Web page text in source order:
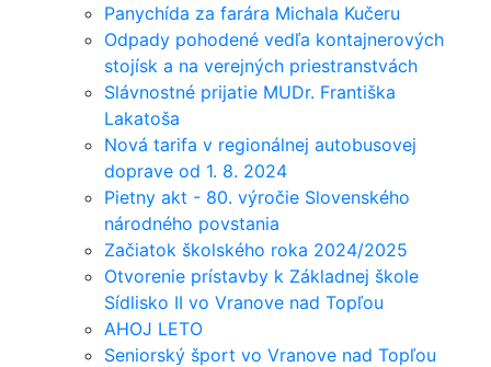
Panychída za farára Michala Kučeru
Odpady pohodené vedľa kontajnerových
stojísk a na verejných priestranstvách
Slávnostné prijatie MUDr. Františka
Lakatoša
Nová tarifa v regionálnej autobusovej
doprave od 1. 8. 2024
Pietny akt - 80. výročie Slovenského
národného povstania
Začiatok školského roka 2024/2025
Otvorenie prístavby k Základnej škole
Sídlisko II vo Vranove nad Topľou
AHOJ LETO
Seniorský šport vo Vranove nad Topľou